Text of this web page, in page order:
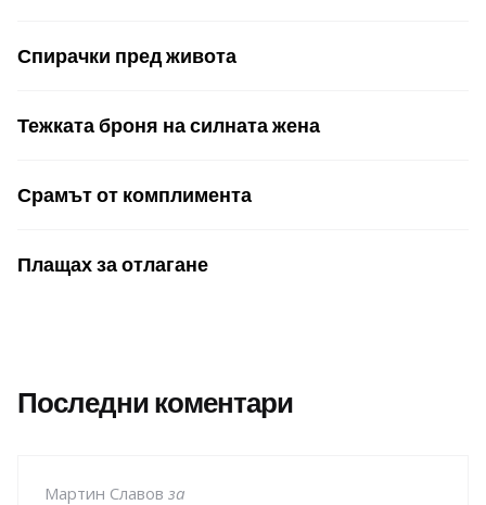
Спирачки пред живота
Тежката броня на силната жена
Срамът от комплимента
Плащах за отлагане
Последни коментари
Мартин Славов за